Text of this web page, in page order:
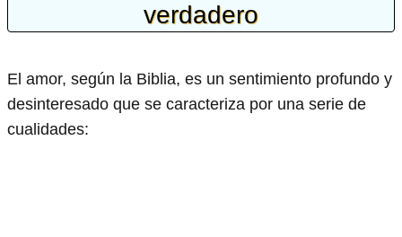
verdadero
El amor, según la Biblia, es un sentimiento profundo y
desinteresado que se caracteriza por una serie de
cualidades: